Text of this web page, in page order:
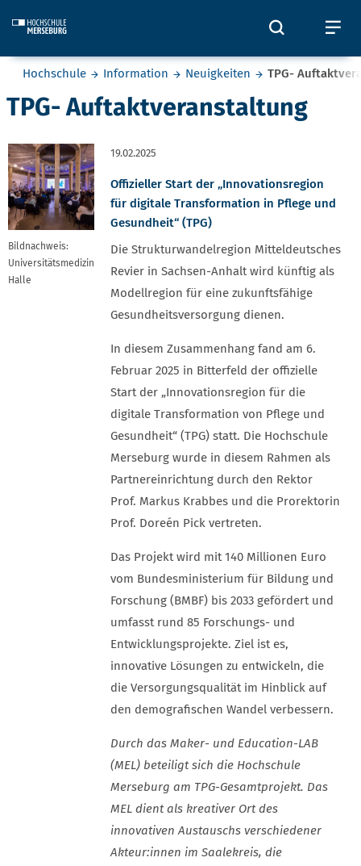
Öffnet
Sie befinden sich hier:
Hochschule Information Neuigkeiten TPG-
TPG- Auftaktveranstaltung
Bildnachweis:
Universitätsmedizin
Halle
19.02.2025
Offizieller Start der „Innovationsregion
für digitale Transformation in Pflege und
Gesundheit“ (TPG)
Die Strukturwandelregion Mitteldeutsches
Revier in Sachsen-Anhalt wird künftig als
Modellregion für eine zukunftsfähige
Gesundheitsversorgung dienen.
In diesem Zusammenhang fand am 6.
Februar 2025 in Bitterfeld der offizielle
Start der „Innovationsregion für die
digitale Transformation von Pflege und
Gesundheit“ (TPG) statt. Die Hochschule
Merseburg wurde in diesem Rahmen als
Partnereinrichtung durch den Rektor
Prof. Markus Krabbes und die Prorektorin
Prof. Doreén Pick vertreten.
Das Projekt wird mit 140 Millionen Euro
vom Bundesministerium für Bildung und
Forschung (BMBF) bis 2033 gefördert und
umfasst rund 85 Forschungs- und
Entwicklungsprojekte. Ziel ist es,
innovative Lösungen zu entwickeln, die
die Versorgungsqualität im Hinblick auf
den demografischen Wandel verbessern.
Durch das Maker- und Education-LAB
(MEL) beteiligt sich die Hochschule
Merseburg am TPG-Gesamtprojekt. Das
MEL dient als kreativer Ort des
innovativen Austauschs verschiedener
Akteur:innen im Saalekreis, die